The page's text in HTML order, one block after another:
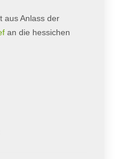
aus Anlass der
an die hessichen